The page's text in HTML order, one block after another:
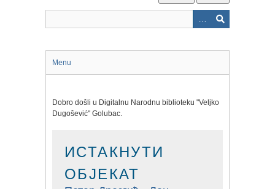
Menu
Dobro došli u Digitalnu Narodnu biblioteku "Veljko
Dugošević" Golubac.
ИСТАКНУТИ
ОБЈЕКАТ